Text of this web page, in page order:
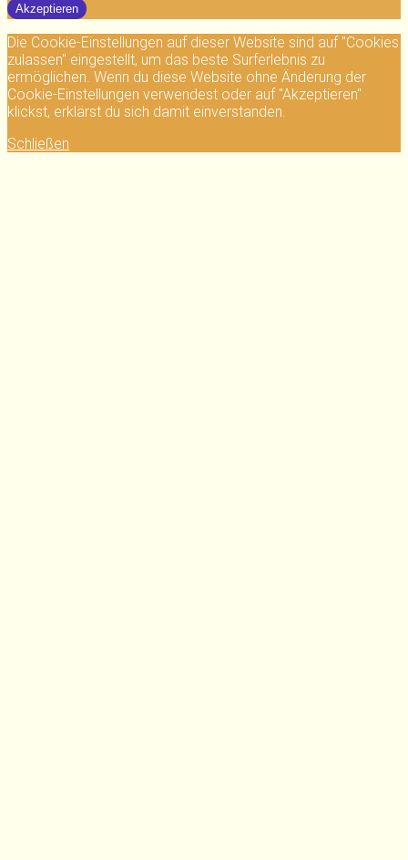
Akzeptieren
Die Cookie-Einstellungen auf dieser Website sind auf "Cookies
zulassen" eingestellt, um das beste Surferlebnis zu
ermöglichen. Wenn du diese Website ohne Änderung der
Cookie-Einstellungen verwendest oder auf "Akzeptieren"
klickst, erklärst du sich damit einverstanden.
Schließen